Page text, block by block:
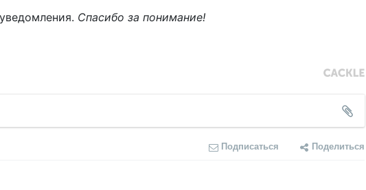
Спасибо за понимание!
Подписаться Поделиться